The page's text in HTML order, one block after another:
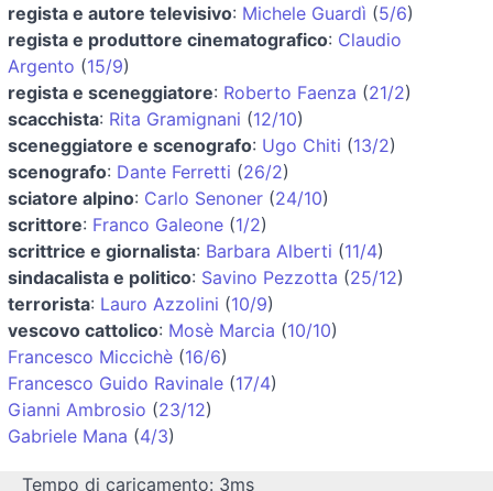
regista e autore televisivo: Michele Guardì (5/6)
regista e produttore cinematografico: Claudio
Argento (15/9)
regista e sceneggiatore: Roberto Faenza (21/2)
scacchista: Rita Gramignani (12/10)
sceneggiatore e scenografo: Ugo Chiti (13/2)
scenografo: Dante Ferretti (26/2)
sciatore alpino: Carlo Senoner (24/10)
scrittore: Franco Galeone (1/2)
scrittrice e giornalista: Barbara Alberti (11/4)
sindacalista e politico: Savino Pezzotta (25/12)
terrorista: Lauro Azzolini (10/9)
vescovo cattolico: Mosè Marcia (10/10)
Francesco Miccichè (16/6)
Francesco Guido Ravinale (17/4)
Gianni Ambrosio (23/12)
Gabriele Mana (4/3)
Tempo di caricamento: 3ms